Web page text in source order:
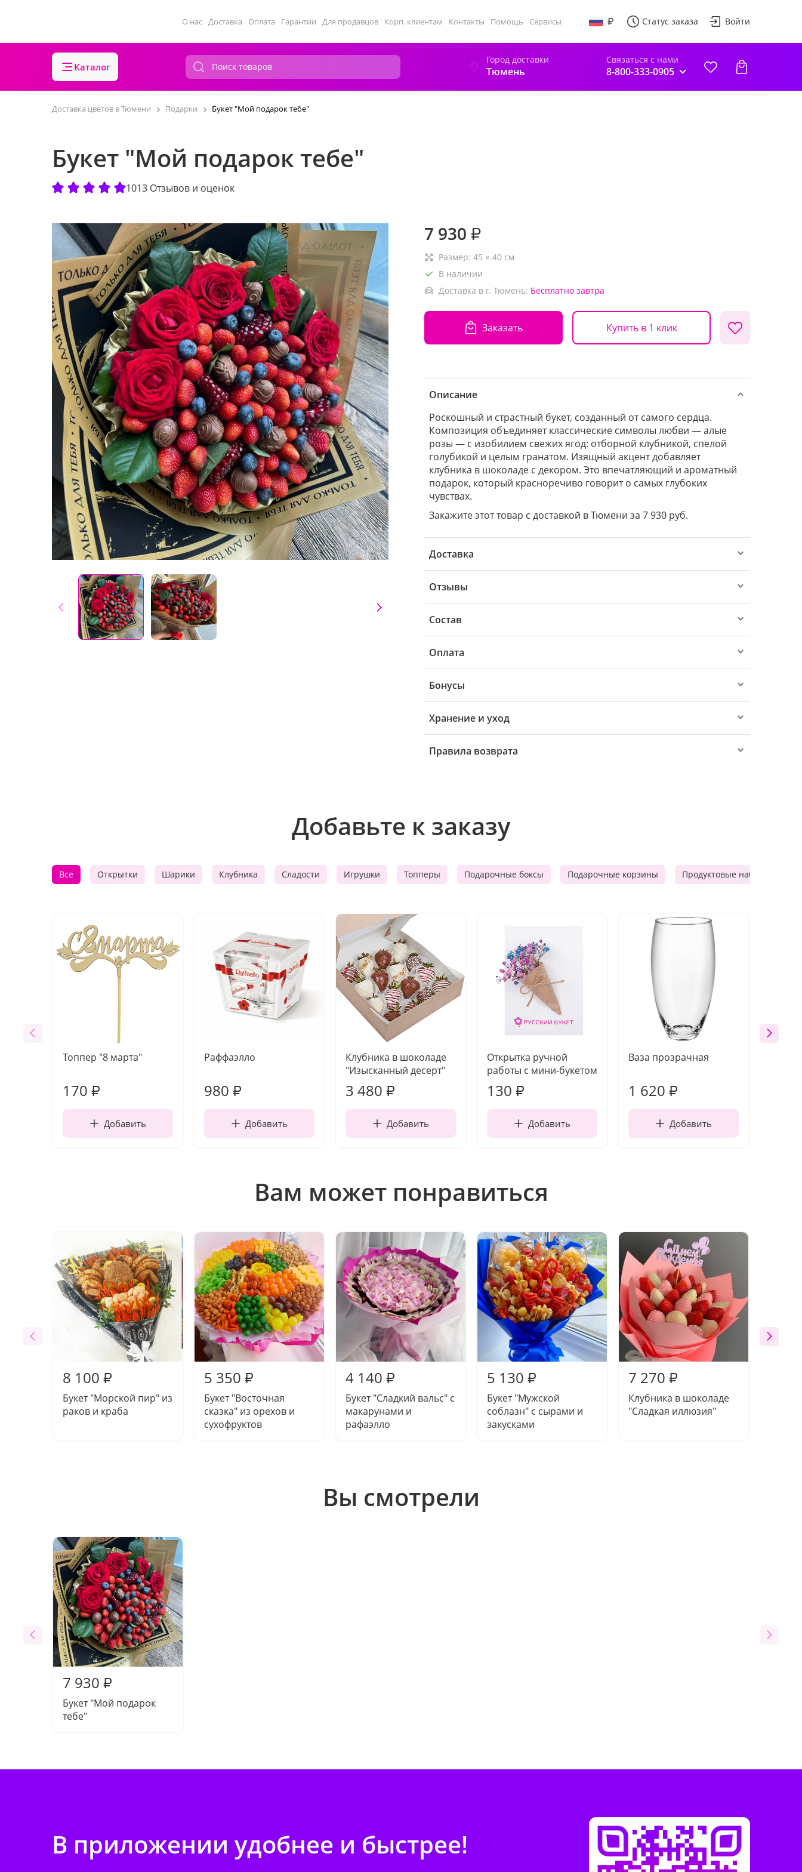
О нас Доставка Оплата Гарантии Для продавцов Корп. клиентам Контакты Помощь Сервисы Статус заказа Войти
Каталог
Город доставки
Тюмень
Связаться с нами
8-800-333-0905
Доставка цветов в Тюмени Подарки Букет "Мой подарок тебе"
Букет "Мой подарок тебе"
1013 Отзывов и оценок
7 930 ₽
Размер: 45 × 40 см
В наличии
Доставка в г. Тюмень: Бесплатно завтра
Заказать Купить в 1 клик
Описание
Роскошный и страстный букет, созданный от самого сердца.
Композиция объединяет классические символы любви — алые
розы — с изобилием свежих ягод: отборной клубникой, спелой
голубикой и целым гранатом. Изящный акцент добавляет
клубника в шоколаде с декором. Это впечатляющий и ароматный
подарок, который красноречиво говорит о самых глубоких
чувствах.
Закажите этот товар с доставкой в Тюмени за 7 930 руб.
Доставка
Отзывы
Состав
Оплата
Бонусы
Хранение и уход
Правила возврата
Добавьте к заказу
Все Открытки Шарики Клубника Сладости Игрушки Топперы Подарочные боксы Подарочные корзины Продуктовые наборы
Топпер "8 марта"
170 ₽
Добавить
Раффаэлло
980 ₽
Добавить
Клубника в шоколаде
"Изысканный десерт"
3 480 ₽
Добавить
Открытка ручной
работы с мини-букетом
130 ₽
Добавить
Ваза прозрачная
1 620 ₽
Добавить
Вам может понравиться
8 100 ₽
Букет "Морской пир" из
раков и краба
5 350 ₽
Букет "Восточная
сказка" из орехов и
сухофруктов
4 140 ₽
Букет "Сладкий вальс" с
макарунами и
рафаэлло
5 130 ₽
Букет "Мужской
соблазн" с сырами и
закусками
7 270 ₽
Клубника в шоколаде
"Сладкая иллюзия"
Вы смотрели
7 930 ₽
Букет "Мой подарок
тебе"
В приложении удобнее и быстрее!